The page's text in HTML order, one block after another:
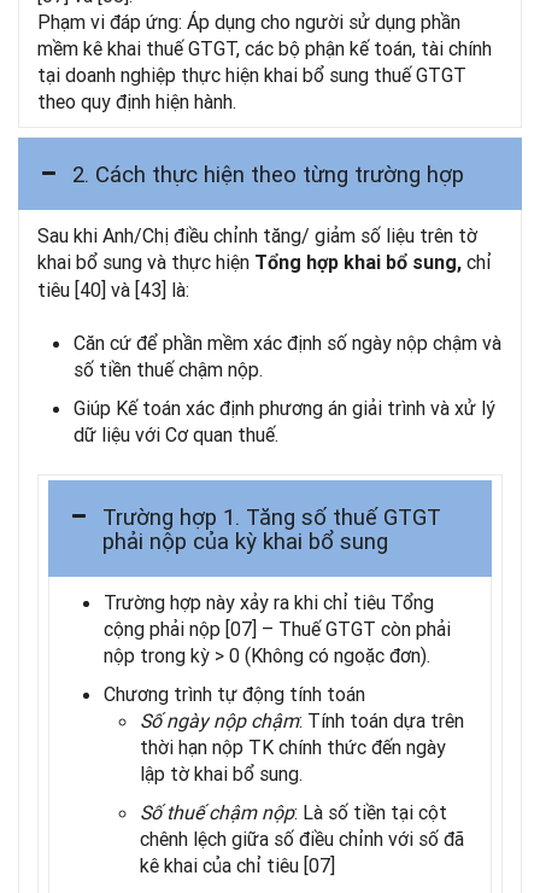
Phạm vi đáp ứng: Áp dụng cho người sử dụng phần
mềm kê khai thuế GTGT, các bộ phận kế toán, tài chính
tại doanh nghiệp thực hiện khai bổ sung thuế GTGT
theo quy định hiện hành.
2. Cách thực hiện theo từng trường hợp
Sau khi Anh/Chị điều chỉnh tăng/ giảm số liệu trên tờ
khai bổ sung và thực hiện Tổng hợp khai bổ sung, chỉ
tiêu [40] và [43] là:
Căn cứ để phần mềm xác định số ngày nộp chậm và
số tiền thuế chậm nộp.
Giúp Kế toán xác định phương án giải trình và xử lý
dữ liệu với Cơ quan thuế.
Trường hợp 1. Tăng số thuế GTGT
phải nộp của kỳ khai bổ sung
Trường hợp này xảy ra khi chỉ tiêu Tổng
cộng phải nộp [07] – Thuế GTGT còn phải
nộp trong kỳ > 0 (Không có ngoặc đơn).
Chương trình tự động tính toán
Số ngày nộp chậm: Tính toán dựa trên
thời hạn nộp TK chính thức đến ngày
lập tờ khai bổ sung.
Số thuế chậm nộp: Là số tiền tại cột
chênh lệch giữa số điều chỉnh với số đã
kê khai của chỉ tiêu [07]